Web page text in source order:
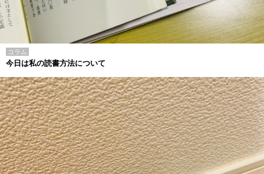
コラム
今日は私の読書方法について